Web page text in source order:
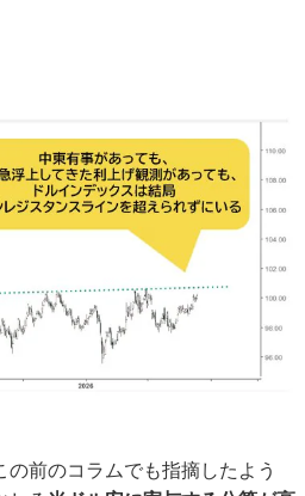
の前のコラムでも指摘したよう